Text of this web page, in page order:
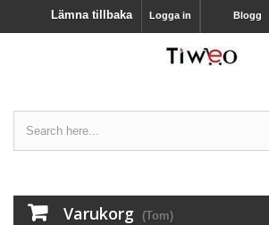
Blogg
Logga in
Lämna tillbaka
Varukorg (Tom)